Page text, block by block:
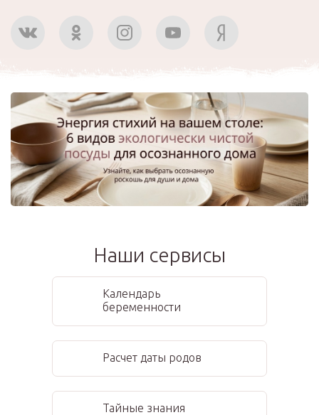
Наши сервисы
Календарь
беременности
Расчет даты родов
Тайные знания